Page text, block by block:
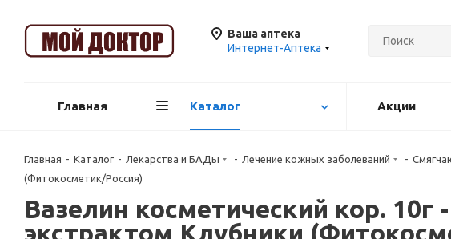
Ваша аптека
Интернет-Аптека
Главная Каталог Акции
Главная - Каталог - Лекарства и БАДы - Лечение кожных заболеваний -
(Фитокосметик/Россия)
Вазелин косметический кор.
экстрактом Клубники